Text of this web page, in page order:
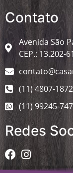
Contato
Avenida São
CEP.: 13.202-
(11) 4807-1872
(11) 99245-
Redes